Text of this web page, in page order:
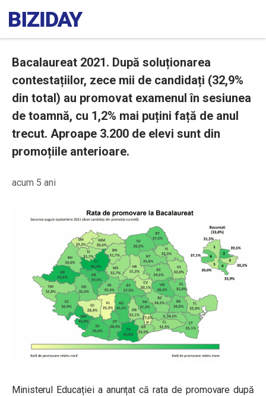
Bacalaureat 2021. După soluționarea
contestațiilor, zece mii de candidați (32,9%
din total) au promovat examenul în sesiunea
de toamnă, cu 1,2% mai puțini față de anul
trecut. Aproape 3.200 de elevi sunt din
promoțiile anterioare.
acum 5 ani
Ministerul Educației a anunțat că rata de promovare după